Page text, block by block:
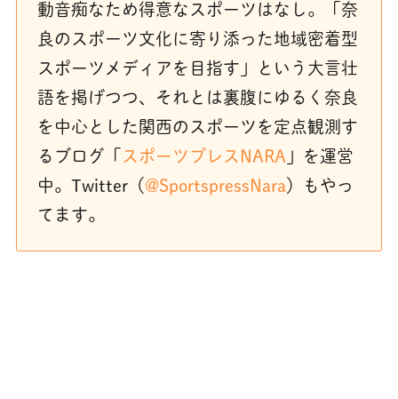
動音痴なため得意なスポーツはなし。「奈
良のスポーツ文化に寄り添った地域密着型
スポーツメディアを目指す」という大言壮
語を掲げつつ、それとは裏腹にゆるく奈良
を中心とした関西のスポーツを定点観測す
るブログ「
スポーツプレスNARA 」を運営
中。Twitter（ @SportspressNara ）もやっ
てます。